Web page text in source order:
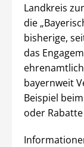
Landkreis
die
bisherige,
das
bayernweit
Beispiel
oder